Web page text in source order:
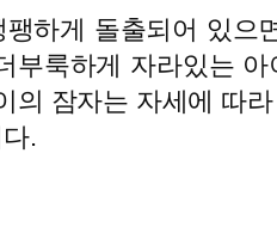
하게 돌출되어 있
룩하게 자라있는
잠자는 자세에 따
.